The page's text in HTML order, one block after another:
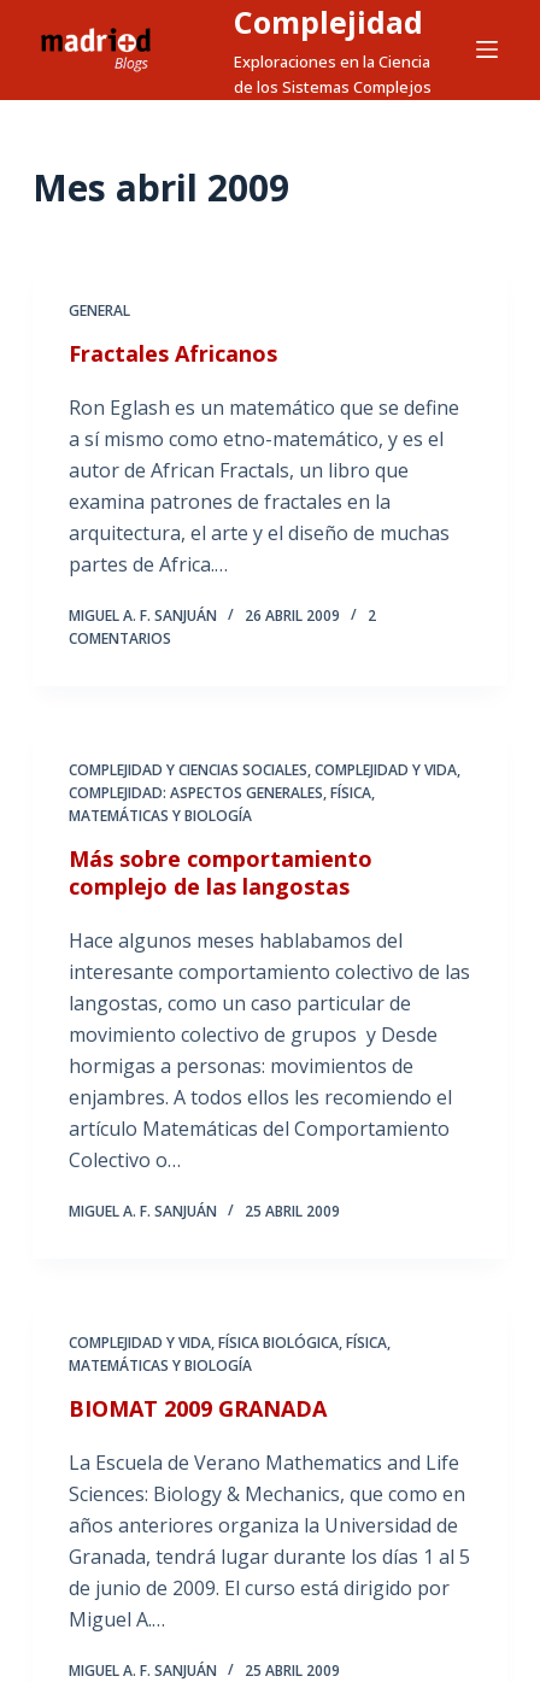
Complejidad
Exploraciones en la Ciencia
de los Sistemas Complejos
Mes abril 2009
GENERAL
Fractales Africanos
Ron Eglash es un matemático que se define
a sí mismo como etno-matemático, y es el
autor de African Fractals, un libro que
examina patrones de fractales en la
arquitectura, el arte y el diseño de muchas
partes de Africa.…
MIGUEL A. F. SANJUÁN 26 ABRIL 2009
2
COMENTARIOS
COMPLEJIDAD Y CIENCIAS SOCIALES,COMPLEJIDAD Y VIDA,
COMPLEJIDAD: ASPECTOS GENERALES,FÍSICA,
MATEMÁTICAS Y BIOLOGÍA
Más sobre comportamiento
complejo de las langostas
Hace algunos meses hablabamos del
interesante comportamiento colectivo de las
langostas, como un caso particular de
movimiento colectivo de grupos y Desde
hormigas a personas: movimientos de
enjambres. A todos ellos les recomiendo el
artículo Matemáticas del Comportamiento
Colectivo o…
MIGUEL A. F. SANJUÁN 25 ABRIL 2009
COMPLEJIDAD Y VIDA,FÍSICA BIOLÓGICA,FÍSICA,
MATEMÁTICAS Y BIOLOGÍA
BIOMAT 2009 GRANADA
La Escuela de Verano Mathematics and Life
Sciences: Biology & Mechanics, que como en
años anteriores organiza la Universidad de
Granada, tendrá lugar durante los días 1 al 5
de junio de 2009. El curso está dirigido por
Miguel A.…
MIGUEL A. F. SANJUÁN 25 ABRIL 2009